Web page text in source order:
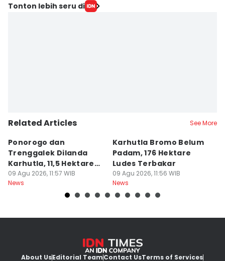
Tonton lebih seru di
Related Articles See More
Ponorogo dan
Trenggalek Dilanda
Karhutla, 11,5 Hektare
Terbakar
09 Agu 2026, 11:57 WIB
News
Karhutla Bromo Belum
Padam, 176 Hektare
Ludes Terbakar
09 Agu 2026, 11:56 WIB
News
About UsEditorial TeamContact UsTerms of Services